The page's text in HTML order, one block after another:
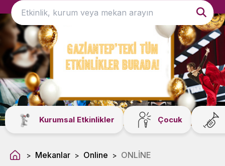
Kurumsal Etkinlikler Çocuk
> Mekanlar > Online > ONLİNE